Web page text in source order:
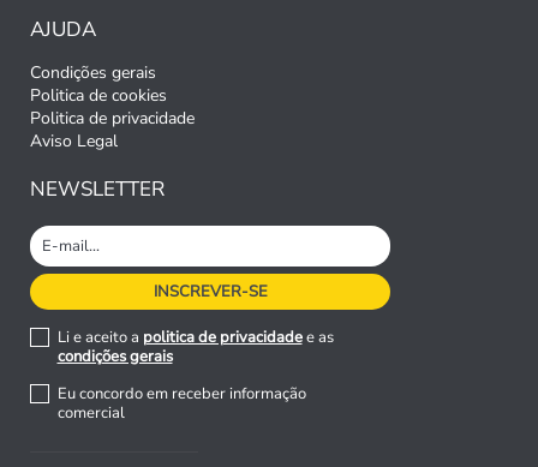
AJUDA
Condições gerais
Politica de cookies
Politica de privacidade
Aviso Legal
NEWSLETTER
Li e aceito a politica de privacidadee as
condições gerais
Eu concordo em receber informação
comercial